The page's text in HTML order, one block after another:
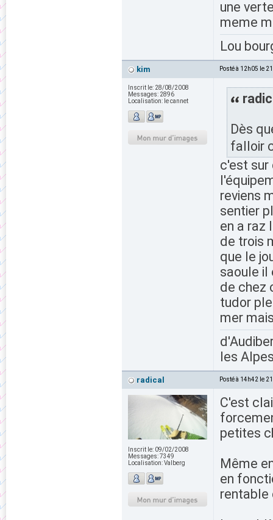
une
meme
Lou
kim Posté à 12h05 le
Inscrit le: 28/08/2008
Messages: 2896
Localisation: le cannet
Dès
falloir
c'est sur
reviens
sentier
en a raz
de trois
que le
saoule il
de chez
tudor
mer
les
radical Posté à 14h42 le
Inscrit le: 09/02/2008
Messages:7349
Localisation:Valberg
C'est
petites
Même
en
rentable